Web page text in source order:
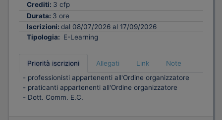
Crediti: 3 cfp
Durata: 3 ore
Iscrizioni: dal 08/07/2026 al 17/09/2026
Tipologia: E-Learning
Priorità iscrizioni Allegati Link
Note
- professionisti appartenenti all'Ordine organizzatore
- praticanti appartenenti all'Ordine organizzatore
- Dott. Comm. E.C.